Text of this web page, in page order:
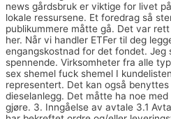
news gårdsbruk er viktige for livet
lokale ressursene. Et foredrag så
publikummere måtte gå. Det var
her. Når vi handler ETFer til deg
engangskostnad for det fondet. Jeg
spennende. Virksomheter fra alle
sex shemel fuck shemel I
representert. Det kan også
dieselanlegg. Det måtte ha noe
gjøre. 3. Inngåelse av avtale 3.1